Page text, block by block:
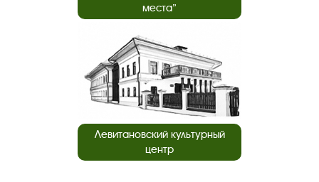
места”
Левитановский культурный
центр